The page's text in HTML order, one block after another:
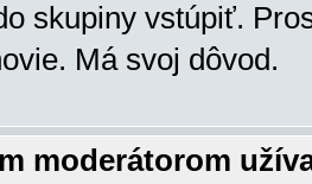
skupiny vstúpiť.
Má svoj dôvod.
moderátorom